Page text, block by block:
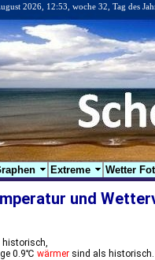
2026, 12:53, woche 32, Tag des
Extreme Wetter
und
historisch,
0.9℃ wärmer sind als historisch.